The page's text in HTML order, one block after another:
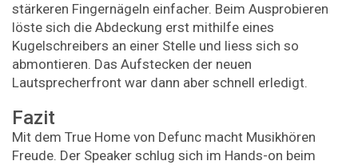
stärkeren Fingernägeln einfacher. Beim Ausprobieren
löste sich die Abdeckung erst mithilfe eines
Kugelschreibers an einer Stelle und liess sich so
abmontieren. Das Aufstecken der neuen
Lautsprecherfront war dann aber schnell erledigt.
Fazit
Mit dem True Home von Defunc macht Musikhören
Freude. Der Speaker schlug sich im Hands-on beim